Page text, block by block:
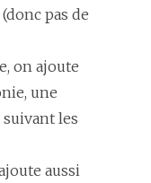
pas de
on ajoute
une
les
aussi